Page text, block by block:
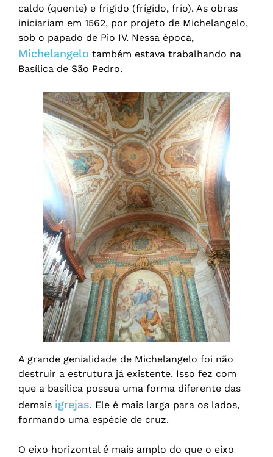
caldo (quente) e frigido (frígido, frio). As obras
iniciariam em 1562, por projeto de Michelangelo,
sob o papado de Pio IV. Nessa época,
Michelangelo também estava trabalhando na
Basílica de São Pedro.
A grande genialidade de Michelangelo foi não
destruir a estrutura já existente. Isso fez com
que a basílica possua uma forma diferente das
demais igrejas. Ele é mais larga para os lados,
formando uma espécie de cruz.
O eixo horizontal é mais amplo do que o eixo